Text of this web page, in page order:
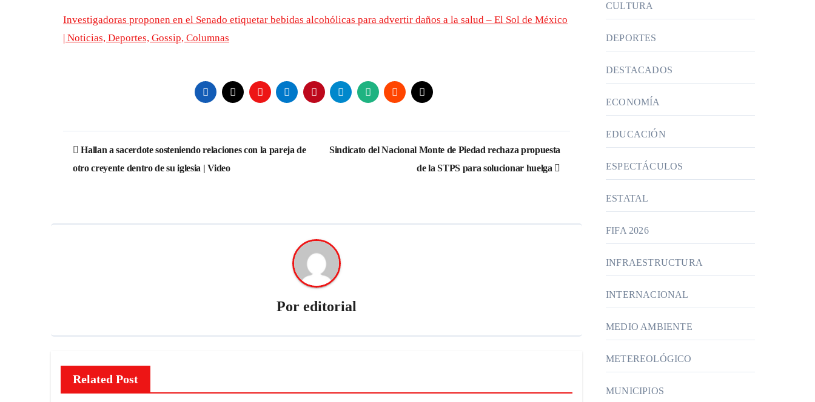
Investigadoras proponen en el Senado etiquetar bebidas alcohólicas para advertir daños a la salud – El Sol de México
| Noticias, Deportes, Gossip, Columnas
Navegación
de
Hallan a sacerdote sosteniendo relaciones con la pareja de
otro creyente dentro de su iglesia | Video
Sindicato del Nacional Monte de Piedad rechaza propuesta
de la STPS para solucionar huelga
Por editorial
Related Post
CULTURA
DEPORTES
DESTACADOS
ECONOMÍA
EDUCACIÓN
ESPECTÁCULOS
ESTATAL
FIFA 2026
INFRAESTRUCTURA
INTERNACIONAL
MEDIO AMBIENTE
METEREOLÓGICO
MUNICIPIOS